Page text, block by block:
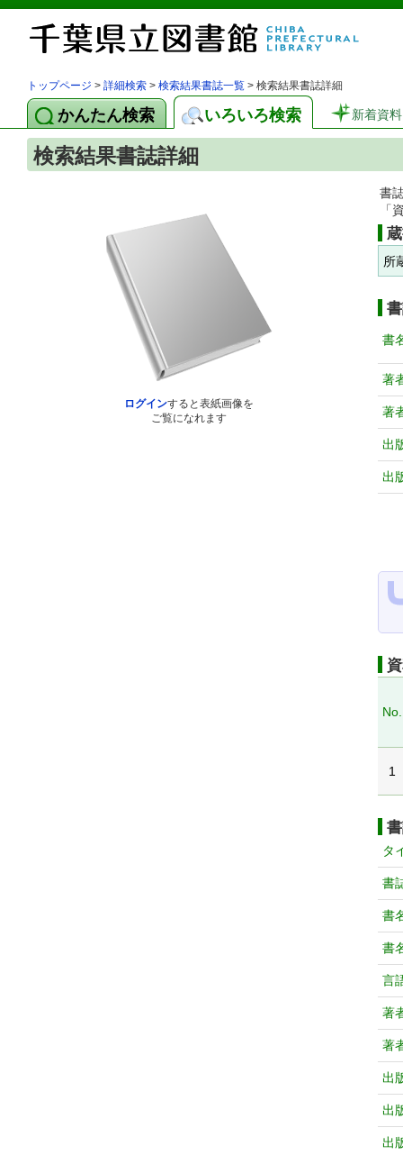
トップページ > 詳細検索 > 検索結果書誌一覧 > 検索結果書誌詳細
かんたん検索 いろいろ検索 新着資料
検索結果書誌詳細
ログインすると表紙画像を
ご覧になれます
書
「
所
書
著
著
出
出
No.
1
タ
書
書
書
言
著
著
出
出
出